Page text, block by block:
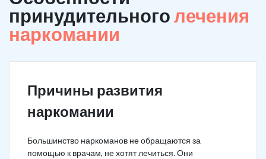
принудительноголечения
наркомании
Причины развития
наркомании
Большинство наркоманов не обращаются за
помощью к врачам, не хотят лечиться. Они